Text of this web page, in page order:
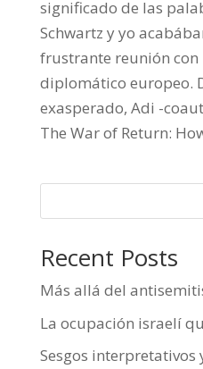
significado de las
Schwartz y yo
frustrante reunión con
diplomático europeo.
exasperado, Adi -
The War of Return:
Recent Posts
Más allá del
La ocupación israelí
Sesgos interpretativos